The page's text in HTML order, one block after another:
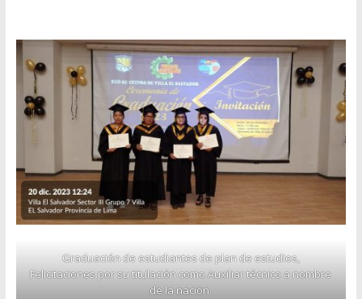
Graduación de estudiantes de plan de estudios,
Felicitaciones por su titulación como Auxiliar técnico a nombre
de la nación.